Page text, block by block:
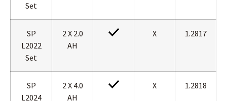
Set
SP
L2022
Set
2 X 2.0
AH
X 1.2817
SP
L2024
2 X 4.0
AH
X 1.2818